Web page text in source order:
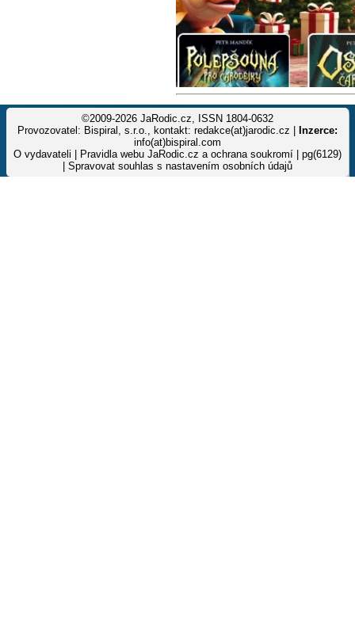
©2009-2026 JaRodic.cz, ISSN 1804-0632
Provozovatel: Bispiral, s.r.o., kontakt: redakce(at)jarodic.cz |
Inzerce:
info(at)bispiral.com
O vydavateli
Pravidla webu JaRodic.cz a ochrana soukromí | pg(6129)
Spravovat souhlas s nastavením osobních údajů